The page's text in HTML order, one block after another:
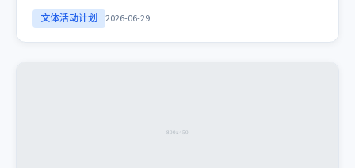
文体活动计划 2026-06-29